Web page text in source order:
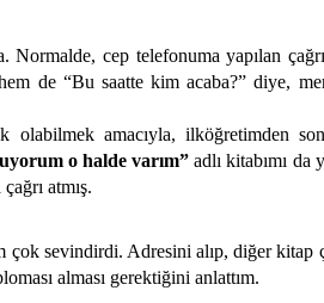
Normalde, cep telefonuma yapılan
de “Bu saatte kim acaba?” diye,
amacıyla, ilköğretimden
o halde varım” adlı kitabımı da
atmış.
sevindirdi. Adresini alıp, diğer kitap
alması gerektiğini anlattım.